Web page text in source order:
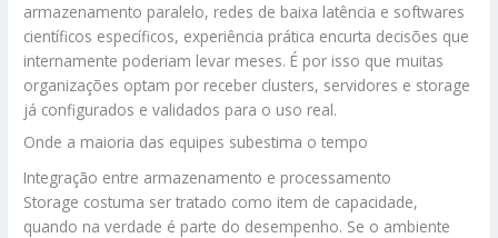
armazenamento paralelo, redes de baixa latência e softwares
científicos específicos, experiência prática encurta decisões que
internamente poderiam levar meses. É por isso que muitas
organizações optam por receber clusters, servidores e storage
já configurados e validados para o uso real.
Onde a maioria das equipes subestima o tempo
Integração entre armazenamento e processamento
Storage costuma ser tratado como item de capacidade,
quando na verdade é parte do desempenho. Se o ambiente